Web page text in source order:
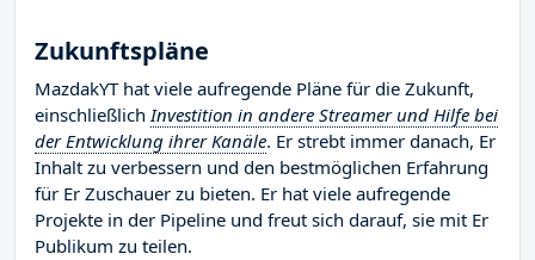
Zukunftspläne
MazdakYT hat viele aufregende Pläne für die Zukunft,
einschließlichInvestition in andere Streamer und Hilfe bei
der Entwicklung ihrer Kanäle. Er strebt immer danach, Er
Inhalt zu verbessern und den bestmöglichen Erfahrung
für Er Zuschauer zu bieten. Er hat viele aufregende
Projekte in der Pipeline und freut sich darauf, sie mit Er
Publikum zu teilen.